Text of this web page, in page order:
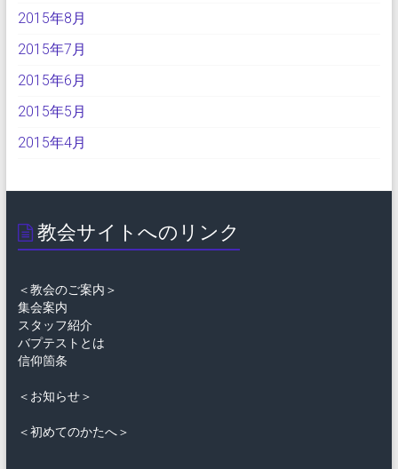
2015年8月
2015年7月
2015年6月
2015年5月
2015年4月
教会サイトへのリンク
＜教会のご案内＞
集会案内
スタッフ紹介
バプテストとは
信仰箇条
＜お知らせ＞
＜初めてのかたへ＞